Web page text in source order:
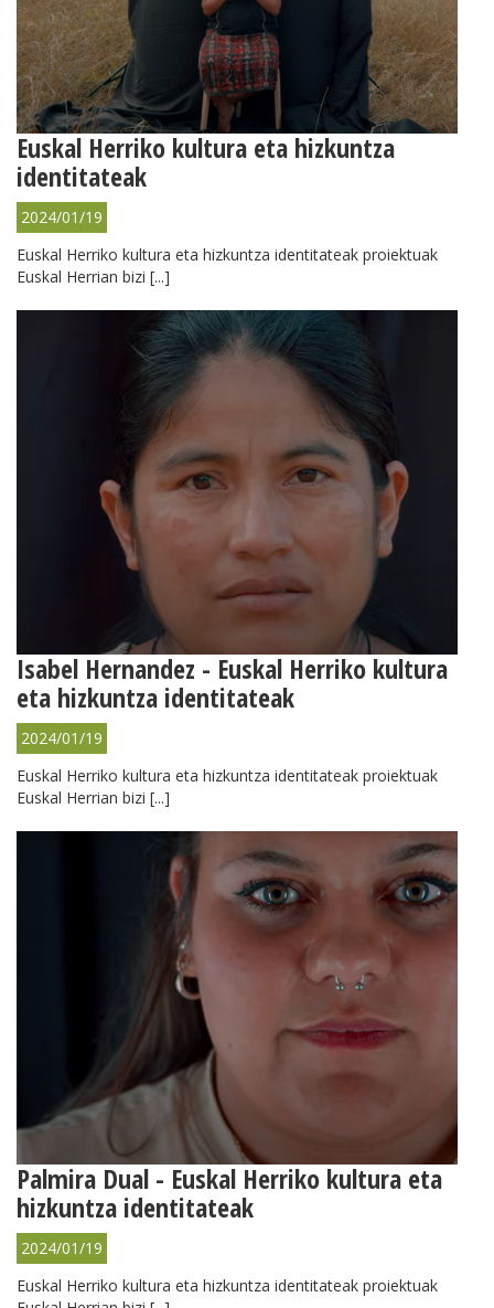
Euskal Herriko kultura eta hizkuntza
identitateak
2024/01/19
Euskal Herriko kultura eta hizkuntza identitateak proiektuak
Euskal Herrian bizi [...]
Isabel Hernandez - Euskal Herriko kultura
eta hizkuntza identitateak
2024/01/19
Euskal Herriko kultura eta hizkuntza identitateak proiektuak
Euskal Herrian bizi [...]
Palmira Dual - Euskal Herriko kultura eta
hizkuntza identitateak
2024/01/19
Euskal Herriko kultura eta hizkuntza identitateak proiektuak